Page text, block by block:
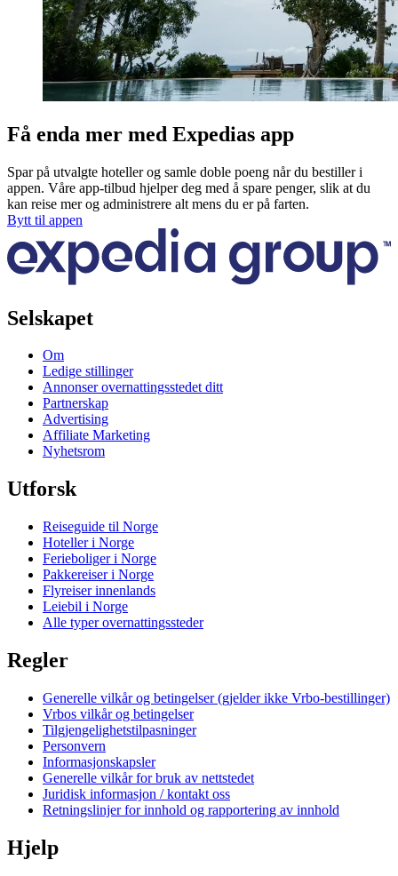
Få enda mer med Expedias app
Spar på utvalgte hoteller og samle doble poeng når du bestiller i
appen. Våre app-tilbud hjelper deg med å spare penger, slik at du
kan reise mer og administrere alt mens du er på farten.
Bytt til appen
Selskapet
Om
Ledige stillinger
Annonser overnattingsstedet ditt
Partnerskap
Advertising
Affiliate Marketing
Nyhetsrom
Utforsk
Reiseguide til Norge
Hoteller i Norge
Ferieboliger i Norge
Pakkereiser i Norge
Flyreiser innenlands
Leiebil i Norge
Alle typer overnattingssteder
Regler
Generelle vilkår og betingelser (gjelder ikke Vrbo-bestillinger)
Vrbos vilkår og betingelser
Tilgjengelighetstilpasninger
Personvern
Informasjonskapsler
Generelle vilkår for bruk av nettstedet
Juridisk informasjon / kontakt oss
Retningslinjer for innhold og rapportering av innhold
Hjelp